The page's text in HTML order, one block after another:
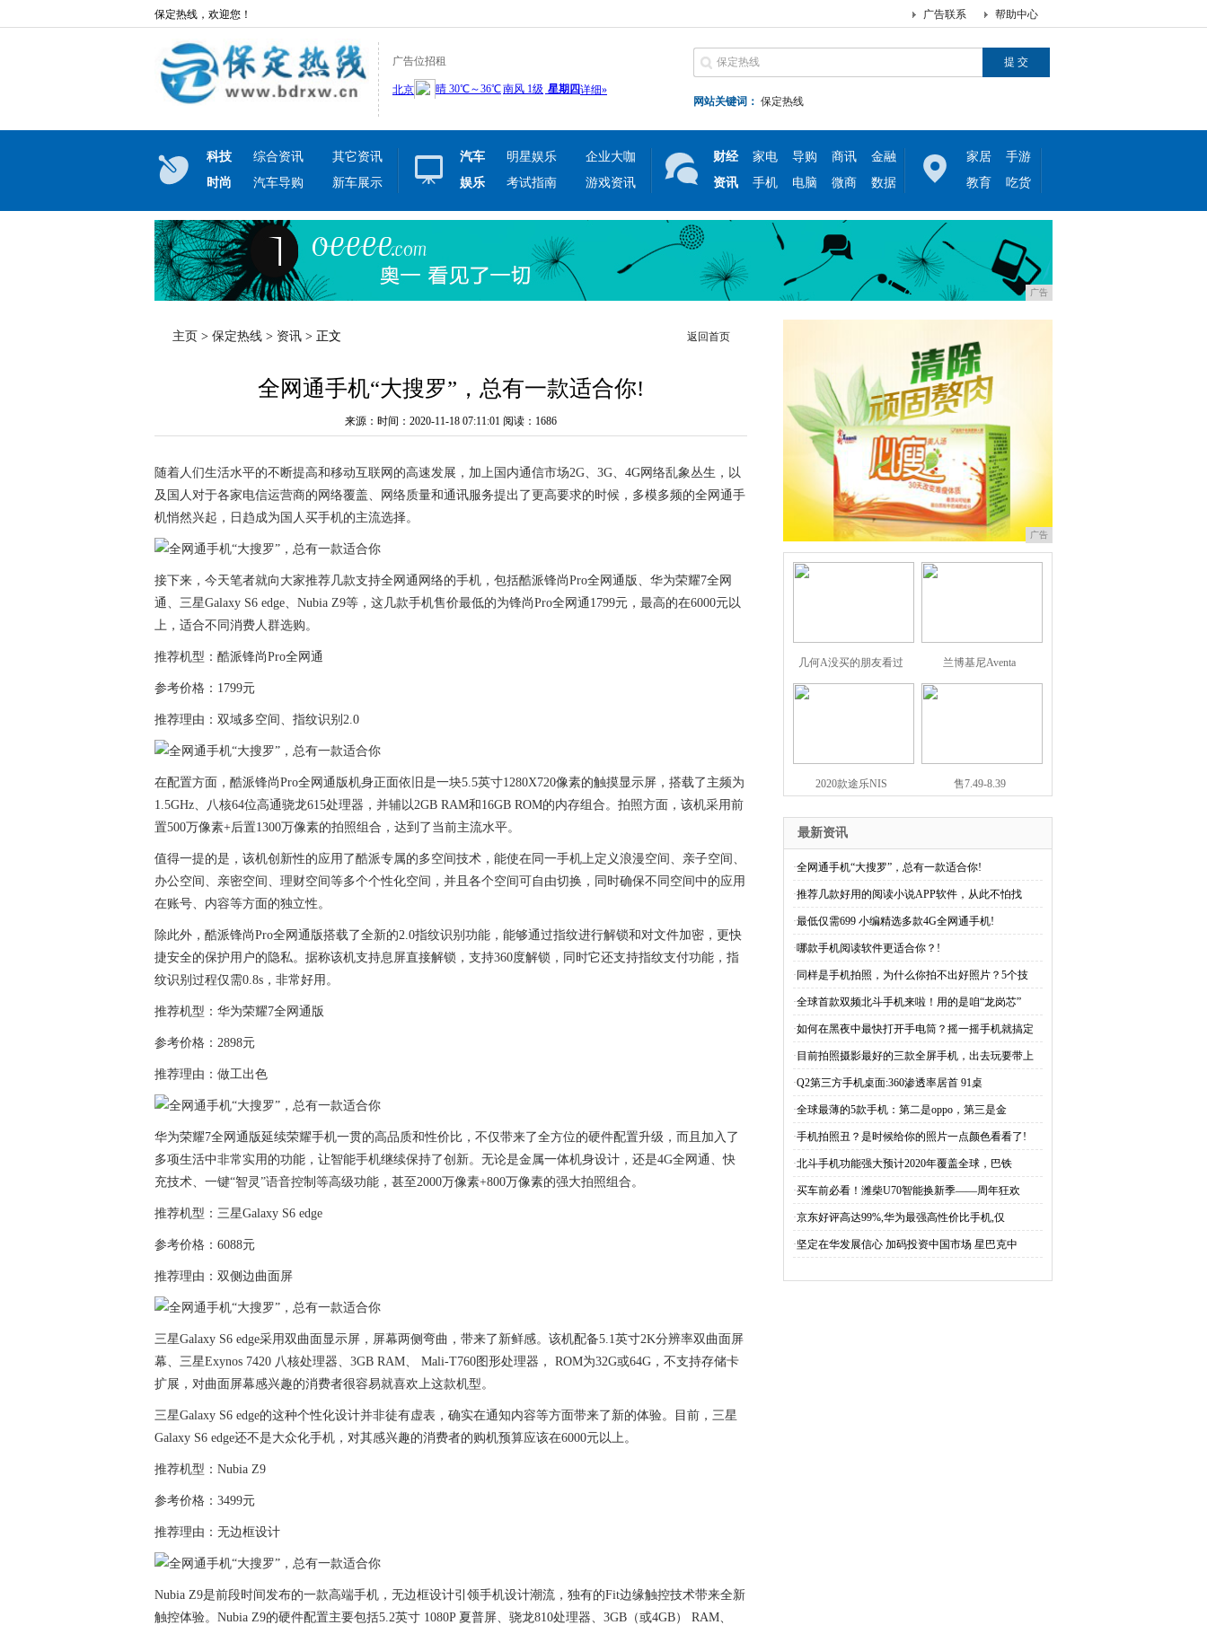
保定热线，欢迎您！ 帮助中心
广告联系
广告位招租
网站关键词： 保定热线
科技 综合资讯
其它资讯
时尚
汽车导购 新车展示
汽车 明星娱乐
企业大咖
娱乐
考试指南 游戏资讯
财经 家电 导购 商讯
金融
资讯
手机 电脑 微商 数据
家居
手游
教育
吃货
广告
主页 > 保定热线 > 资讯 > 正文 返回首页
全网通手机“大搜罗”，总有一款适合你!
来源：时间：2020-11-18 07:11:01 阅读：1686
随着人们生活水平的不断提高和移动互联网的高速发展，加上国内通信市场2G、3G、4G网络乱象丛生，以
及国人对于各家电信运营商的网络覆盖、网络质量和通讯服务提出了更高要求的时候，多模多频的全网通手
机悄然兴起，日趋成为国人买手机的主流选择。
接下来，今天笔者就向大家推荐几款支持全网通网络的手机，包括酷派锋尚Pro全网通版、华为荣耀7全网
通、三星Galaxy S6 edge、Nubia Z9等，这几款手机售价最低的为锋尚Pro全网通1799元，最高的在6000元以
上，适合不同消费人群选购。
推荐机型：酷派锋尚Pro全网通
参考价格：1799元
推荐理由：双域多空间、指纹识别2.0
在配置方面，酷派锋尚Pro全网通版机身正面依旧是一块5.5英寸1280X720像素的触摸显示屏，搭载了主频为
1.5GHz、八核64位高通骁龙615处理器，并辅以2GB RAM和16GB ROM的内存组合。拍照方面，该机采用前
置500万像素+后置1300万像素的拍照组合，达到了当前主流水平。
值得一提的是，该机创新性的应用了酷派专属的多空间技术，能使在同一手机上定义浪漫空间、亲子空间、
办公空间、亲密空间、理财空间等多个个性化空间，并且各个空间可自由切换，同时确保不同空间中的应用
在账号、内容等方面的独立性。
除此外，酷派锋尚Pro全网通版搭载了全新的2.0指纹识别功能，能够通过指纹进行解锁和对文件加密，更快
捷安全的保护用户的隐私。据称该机支持息屏直接解锁，支持360度解锁，同时它还支持指纹支付功能，指
纹识别过程仅需0.8s，非常好用。
推荐机型：华为荣耀7全网通版
参考价格：2898元
推荐理由：做工出色
华为荣耀7全网通版延续荣耀手机一贯的高品质和性价比，不仅带来了全方位的硬件配置升级，而且加入了
多项生活中非常实用的功能，让智能手机继续保持了创新。无论是金属一体机身设计，还是4G全网通、快
充技术、一键“智灵”语音控制等高级功能，甚至2000万像素+800万像素的强大拍照组合。
推荐机型：三星Galaxy S6 edge
参考价格：6088元
推荐理由：双侧边曲面屏
三星Galaxy S6 edge采用双曲面显示屏，屏幕两侧弯曲，带来了新鲜感。该机配备5.1英寸2K分辨率双曲面屏
幕、三星Exynos 7420 八核处理器、3GB RAM、 Mali-T760图形处理器， ROM为32G或64G，不支持存储卡
扩展，对曲面屏幕感兴趣的消费者很容易就喜欢上这款机型。
三星Galaxy S6 edge的这种个性化设计并非徒有虚表，确实在通知内容等方面带来了新的体验。目前，三星
Galaxy S6 edge还不是大众化手机，对其感兴趣的消费者的购机预算应该在6000元以上。
推荐机型：Nubia Z9
参考价格：3499元
推荐理由：无边框设计
Nubia Z9是前段时间发布的一款高端手机，无边框设计引领手机设计潮流，独有的Fit边缘触控技术带来全新
触控体验。Nubia Z9的硬件配置主要包括5.2英寸 1080P 夏普屏、骁龙810处理器、3GB（或4GB） RAM、
广告
几何A没买的朋友看过 兰博基尼Aventa
2020款途乐NIS 售7.49-8.39
最新资讯
·全网通手机“大搜罗”，总有一款适合你!
·推荐几款好用的阅读小说APP软件，从此不怕找
·最低仅需699 小编精选多款4G全网通手机!
·哪款手机阅读软件更适合你？!
· 同样是手机拍照，为什么你拍不出好照片？5个技
·全球首款双频北斗手机来啦！用的是咱“龙岗芯”
·如何在黑夜中最快打开手电筒？摇一摇手机就搞定
· 目前拍照摄影最好的三款全屏手机，出去玩要带上
·Q2第三方手机桌面:360渗透率居首 91桌
·全球最薄的5款手机：第二是oppo，第三是金
·手机拍照丑？是时候给你的照片一点颜色看看了!
·北斗手机功能强大预计2020年覆盖全球，巴铁
·买车前必看！潍柴U70智能换新季——周年狂欢
·京东好评高达99%,华为最强高性价比手机,仅
·坚定在华发展信心 加码投资中国市场 星巴克中